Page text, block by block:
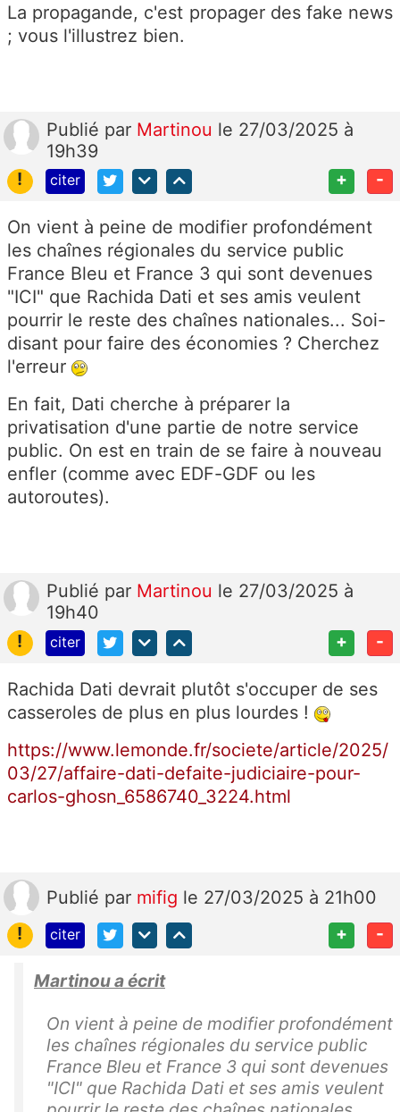
La propagande, c'est propager des fake news
; vous l'illustrez bien.
Publié par Martinou le 27/03/2025 à
19h39
!
citer + -
On vient à peine de modifier profondément
les chaînes régionales du service public
France Bleu et France 3 qui sont devenues
"ICI" que Rachida Dati et ses amis veulent
pourrir le reste des chaînes nationales... Soi-
disant pour faire des économies ? Cherchez
l'erreur
En fait, Dati cherche à préparer la
privatisation d'une partie de notre service
public. On est en train de se faire à nouveau
enfler (comme avec EDF-GDF ou les
autoroutes).
Publié par Martinou le 27/03/2025 à
19h40
!
citer + -
Rachida Dati devrait plutôt s'occuper de ses
casseroles de plus en plus lourdes !
https://www.lemonde.fr/societe/article/2025/
03/27/affaire-dati-defaite-judiciaire-pour-
carlos-ghosn_6586740_3224.html
Publié par mifig le 27/03/2025 à 21h00
!
citer + -
Martinou a écrit
On vient à peine de modifier profondément
les chaînes régionales du service public
France Bleu et France 3 qui sont devenues
"ICI" que Rachida Dati et ses amis veulent